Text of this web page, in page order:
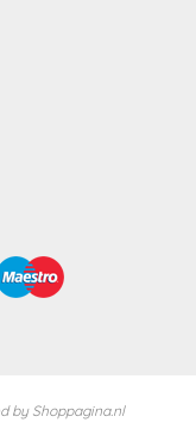
by Shoppagina.nl